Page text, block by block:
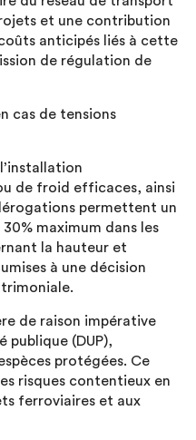
et une contribution
anticipés liés à cette
de régulation de
cas de tensions
de froid efficaces, ainsi
permettent un
maximum dans les
la hauteur et
à une décision
de raison impérative
publique (DUP),
protégées. Ce
risques contentieux en
ferroviaires et aux